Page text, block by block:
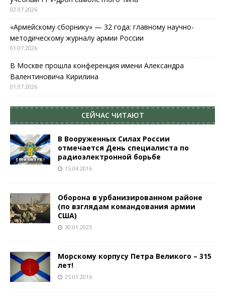
02.07.2026
«Армейскому сборнику» — 32 года: главному научно-
методическому журналу армии России
01.07.2026
В Москве прошла конференция имени Александра
Валентиновича Кирилина
01.07.2026
СЕЙЧАС ЧИТАЮТ
В Вооруженных Силах России
отмечается День специалиста по
радиоэлектронной борьбе
15.04.2016
Оборона в урбанизированном районе
(по взглядам командования армии
США)
30.01.2023
Морскому корпусу Петра Великого – 315
лет!
25.01.2016